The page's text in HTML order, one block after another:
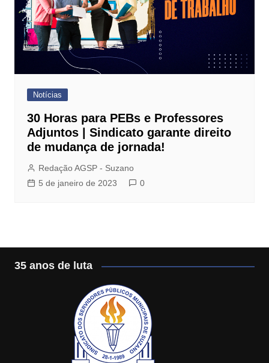
Notícias
30 Horas para PEBs e Professores
Adjuntos | Sindicato garante direito
de mudança de jornada!
Redação AGSP - Suzano
5 de janeiro de 2023
0
35 anos de luta